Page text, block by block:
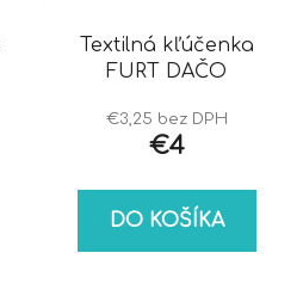
Textilná kľúčenka
FURT DAČO
€3,25 bez DPH
€4
DO KOŠÍKA